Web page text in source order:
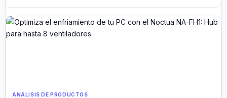
ANÁLISIS DE PRODUCTOS